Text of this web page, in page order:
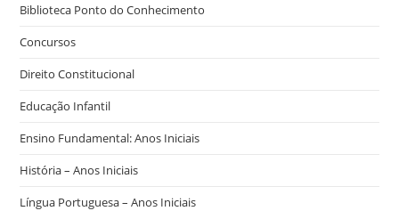
Biblioteca Ponto do Conhecimento
Concursos
Direito Constitucional
Educação Infantil
Ensino Fundamental: Anos Iniciais
História – Anos Iniciais
Língua Portuguesa – Anos Iniciais